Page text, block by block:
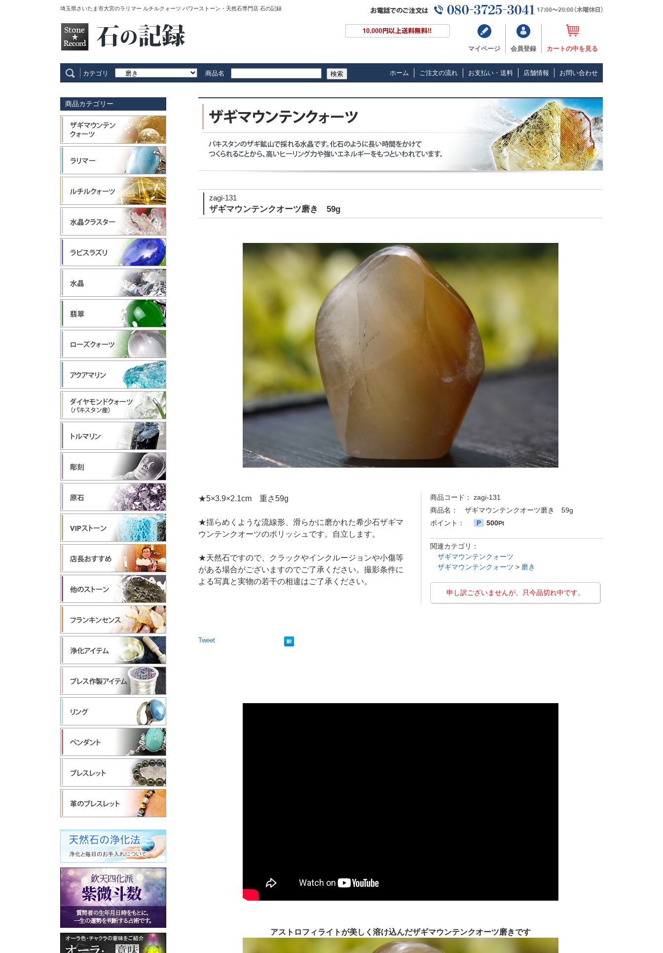
埼玉県さいたま市大宮のラリマー ルチルクォーツ パワーストーン・天然石専門店 石の記録
マイページ 会員登録 カートの中を見る
カテゴリ 商品名 検索 ホーム ご注文の流れ お支払い・送料 店舗情報 お問い合わせ
zagi-131
ザギマウンテンクオーツ磨き 59g
商品コード：
zagi-131
商品名：
ザギマウンテンクオーツ磨き 59g
ポイント：
P 500Pt
関連カテゴリ：
ザギマウンテンクォーツ
ザギマウンテンクォーツ > 磨き
申し訳ございませんが、只今品切れ中です。
★5×3.9×2.1cm 重さ59g
★揺らめくような流線形、滑らかに磨かれた希少石ザギマ
ウンテンクオーツのポリッシュです。自立します。
★天然石ですので、クラックやインクルージョンや小傷等
がある場合がございますのでご了承ください。撮影条件に
よる写真と実物の若干の相違はご了承ください。
Tweet
アストロフィライトが美しく溶け込んだザギマウンテンクオーツ磨きです
商品カテゴリー